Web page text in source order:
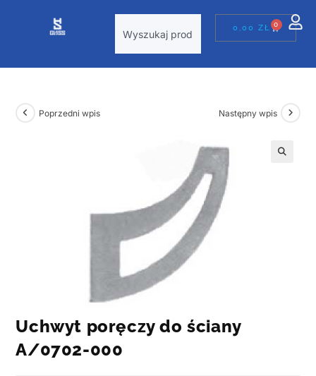
0,00ZŁ 0
Poprzedni wpis Następny wpis
Uchwyt poręczy do ściany
A/0702-000